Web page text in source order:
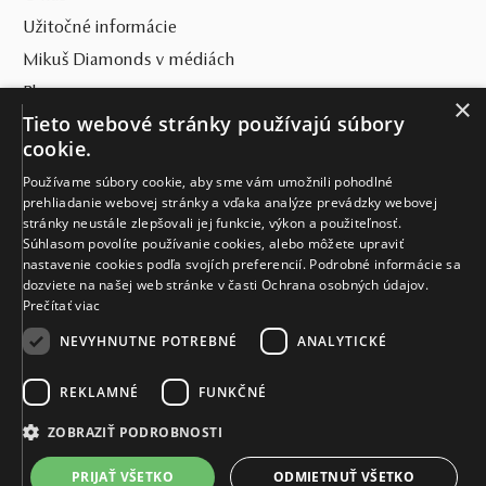
dokazujú, že perly sú stále prejavom luxusu a
individuality.
Rozdelenie a typy perál
Každá perla je originál – malý zázrak prírody s vlastnou
kresbou, leskom a charakterom.
Základné delenie perál spočíva v základných rozdieloch v
procese ich vzniku. Pravé perly preto delíme na:
prírodné perly
ktoré vznikajú bez akéhokoľvek zásahu človeka. Prírodné
perly sa dnes v klenotníckej praxi objavujú už len
vzácnosť ich náhodného vzniku spôsobili, že sa z trhu
takmer úplne vytratili a v bežnej ponuke klenotníctiev ich
Užitočné informácie
Mikuš Diamonds v médiách
Blog
SVET MIKUŠ DIAMONDS
VŠETKO O NÁKUPE
KONTAKT
Naše klenotníctva
Sídlo spoločnosti
© MIKUŠ DIAMONDS, A.S. 2026. VŠETKY PRÁVA VYHRADENÉ.
×
Tieto webové stránky používajú súbory
cookie.
Používame súbory cookie, aby sme vám umožnili pohodlné
prehliadanie webovej stránky a vďaka analýze prevádzky webovej
stránky neustále zlepšovali jej funkcie, výkon a použiteľnosť.
Súhlasom povolíte používanie cookies, alebo môžete upraviť
nastavenie cookies podľa svojích preferencií. Podrobné informácie sa
dozviete na našej web stránke v časti Ochrana osobných údajov.
Prečítať viac
NEVYHNUTNE POTREBNÉ
ANALYTICKÉ
REKLAMNÉ FUNKČNÉ
ZOBRAZIŤ PODROBNOSTI
PRIJAŤ VŠETKO ODMIETNUŤ VŠETKO